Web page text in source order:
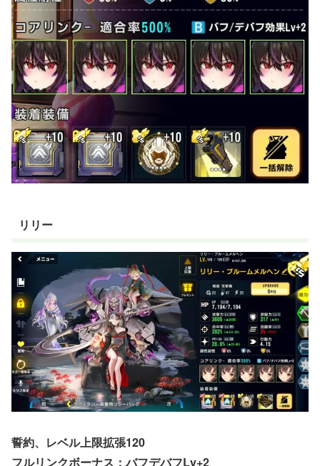
リリー
誓約、レベル上限拡張120
フルリンクボーナス：バフデバフLv+2